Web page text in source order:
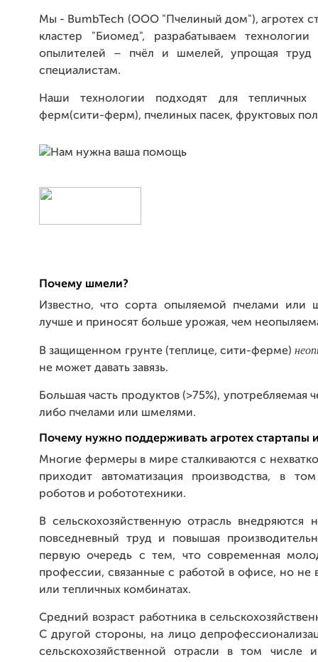
Мы - BumbTech (ООО "Пчелиный дом"), агротех
кластер "Биомед", разрабатываем
опылителей – пчёл и шмелей, упрощая труд
специалистам.
Наши технологии подходят для тепличных
ферм(сити-ферм), пчелиных пасек, фруктовых
Почему шмели?
Известно, что сорта опыляемой пчелами или
лучше и приносят больше урожая, чем
В защищенном грунте (теплице, сити-ферме)
не может давать завязь.
Большая часть продуктов (>75%), употребляемая
либо пчелами или шмелями.
Почему нужно поддерживать агротех стартапы
Многие фермеры в мире сталкиваются с
приходит автоматизация производства, в
роботов и робототехники.
В сельскохозяйственную отрасль внедряются
повседневный труд и повышая
первую очередь с тем, что современная
профессии, связанные с работой в офисе, но не
или тепличных комбинатах.
Средний возраст работника в
С другой стороны, на лицо
сельскохозяйственной отрасли в том числе